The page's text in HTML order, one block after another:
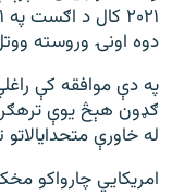
دوه اونۍ وروسته
په دې موافقه کې
ګډون هېڅ یوې
له خاورې
امریکايي چارواکو